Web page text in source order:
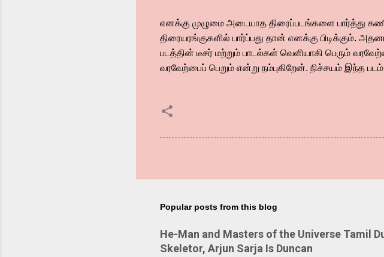
எனக்கு முழுமை அடையாத திரைப்படங்களை பார்த்து
திரையரங்குகளில் பார்ப்பது தான் எனக்கு பிடிக்கும்.
படத்தின் டீசர் மற்றும் பாடல்கள் வெளியாகி பெரும்
வரவேற்பைப் பெறும் என்று நம்புகிறேன். நிச்சயம் இந்த
Popular posts from this blog
He-Man and Masters of the Universe Tamil
Skeletor, Arjun Sarja Is Duncan